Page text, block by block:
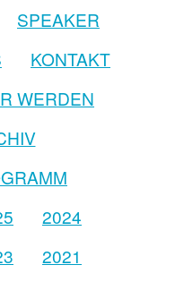
SPEAKER
KONTAKT
WERDEN
2024
2021